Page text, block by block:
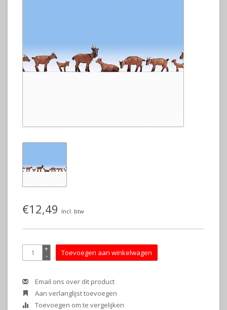
€12,49 Incl. btw
+
- Toevoegen aan winkelwagen
Email ons over dit product
Aan verlanglijst toevoegen
Toevoegen om te vergelijken